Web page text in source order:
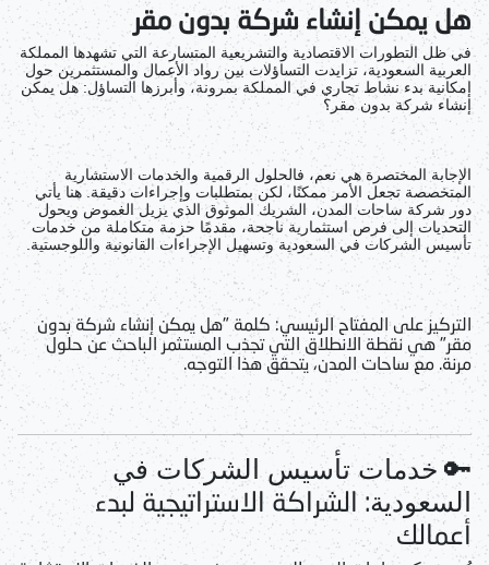
هل يمكن إنشاء شركة بدون مقر
في ظل التطورات الاقتصادية والتشريعية المتسارعة التي تشهدها المملكة
العربية السعودية، تزايدت التساؤلات بين رواد الأعمال والمستثمرين حول
إمكانية بدء نشاط تجاري في المملكة بمرونة، وأبرزها التساؤل:هل يمكن
إنشاء شركة بدون مقر؟
الإجابة المختصرة هي نعم، فالحلول الرقمية والخدمات الاستشارية
المتخصصة تجعل الأمر ممكنًا، لكن بمتطلبات وإجراءات دقيقة. هنا يأتي
دور شركة ساحات المدن، الشريك الموثوق الذي يزيل الغموض ويحول
التحديات إلى فرص استثمارية ناجحة، مقدمًا حزمة متكاملة من خدمات
تأسيس الشركات في السعوديةوتسهيل الإجراءات القانونية واللوجستية.
التركيز على المفتاح الرئيسي: كلمة "هل يمكن إنشاء شركة بدون
مقر" هي نقطة الانطلاق التي تجذب المستثمر الباحث عن حلول
مرنة. معساحات المدن، يتحقق هذا التوجه.
🔑خدمات تأسيس الشركات في
السعودية: الشراكة الاستراتيجية لبدء
أعمالك